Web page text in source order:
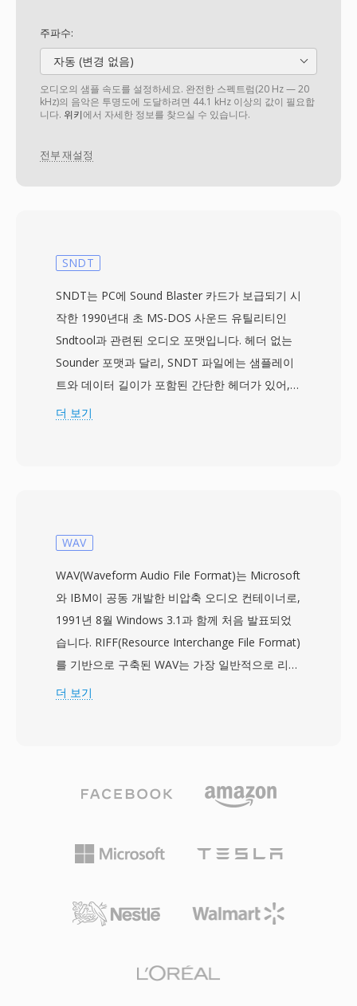
주파수:
자동 (변경 없음)
오디오의 샘플 속도를 설정하세요. 완전한 스펙트럼(20 Hz — 20
kHz)의 음악은 투명도에 도달하려면 44.1 kHz 이상의 값이 필요합
니다. 위키에서 자세한 정보를 찾으실 수 있습니다.
전부 재설정
SNDT
SNDT는 PC에 Sound Blaster 카드가 보급되기 시
작한 1990년대 초 MS-DOS 사운드 유틸리티인
Sndtool과 관련된 오디오 포맷입니다. 헤더 없는
Sounder 포맷과 달리, SNDT 파일에는 샘플레이
트와 데이터 길이가 포함된 간단한 헤더가 있어,
재생 소프트웨어가 타이밍을 자동으로 결정할 수
우가 많았습니다. 경쟁 DOS 오디오 포맷 대비 핵
미디어 프레임워크가 존재하기 전 낯선 파일 재생
시 추측을 제거했습니다 — 당시에는 실질적인 문
제였습니다. 이 포맷은 디코딩이 효율적이어서, 당
시의 286 및 386 프로세서에서 압축 해제 없이 최
소한의 CPU 오버헤드만 필요했습니다. SNDT 파
일은 개발자가 제한된 Sound Blaster 하드웨어 생
카이브에 남아 있으며, 현대 포맷으로의 변환은
더 보기
WAV
WAV(Waveform Audio File Format)는 Microsoft
와 IBM이 공동 개발한 비압축 오디오 컨테이너로,
1991년 8월 Windows 3.1과 함께 처음 발표되었
습니다. RIFF(Resource Interchange File Format)
를 기반으로 구축된 WAV는 가장 일반적으로 리니
어 펄스 코드 변조(LPCM)로 오디오 데이터를 저
터, 미디어 플레이어에서 보편적으로 인정받는 교
kHz 스테레오 16비트 샘플을 사용하며, 전문 워크
플로에서는 최대 192 kHz의 24비트 또는 32비트
장점은 무손실 충실도입니다: 표준 WAV는 압축을
호되는 선택입니다. WAV는 또한 INFO 및 BWF 청
더 보기